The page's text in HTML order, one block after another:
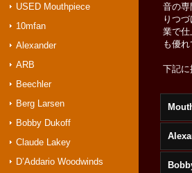
USED Mouthpiece
10mfan
Alexander
ARB
Beechler
Berg Larsen
Bobby Dukoff
Claude Lakey
D’Addario Woodwinds
音の専
りつ
業で仕
も優れ
下記に